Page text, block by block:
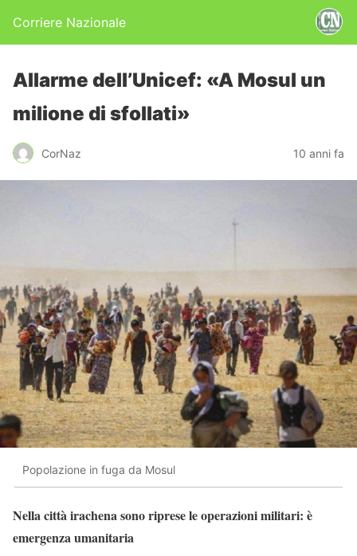
Corriere Nazionale
Allarme dell’Unicef: «A Mosul un
milione di sfollati»
CorNaz 10 anni fa
Popolazione in fuga da Mosul
Nella città irachena sono riprese le operazioni militari: è
emergenza umanitaria